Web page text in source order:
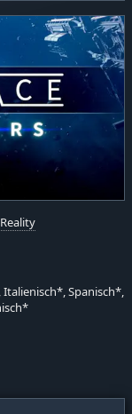
Italienisch*, Spanisch*,